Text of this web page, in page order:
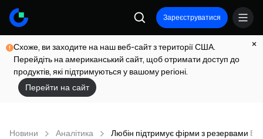
Зареєструватися
Схоже, ви заходите на наш веб-сайт з території США.
Перейдіть на американський сайт, щоб отримати доступ до
продуктів, які підтримуються у вашому регіоні.
Перейти на сайт
Новини Аналітика Любін підтримує фірми з резервами